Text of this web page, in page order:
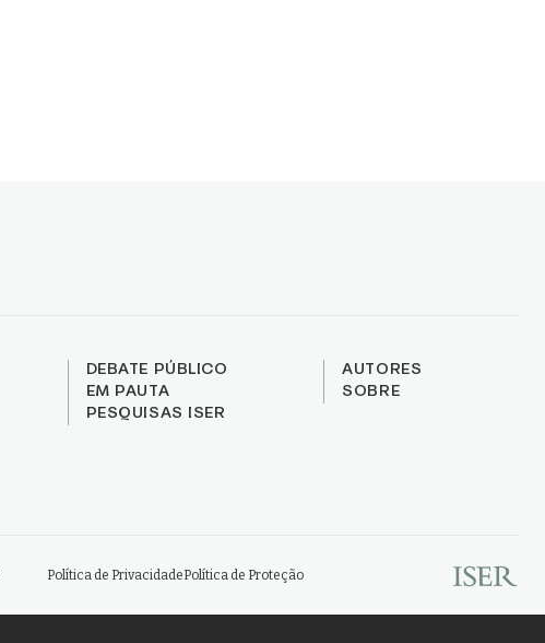
DEBATE PÚBLICO
EM PAUTA
PESQUISAS ISER
AUTORES
SOBRE
Política de PrivacidadePolítica de Proteção